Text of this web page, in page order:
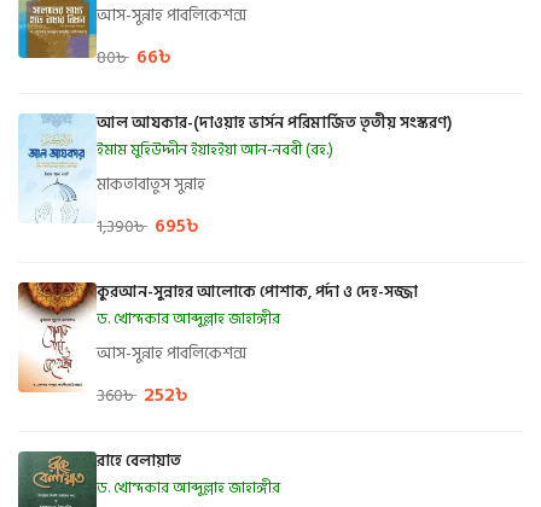
আস-সুন্নাহ পাবলিকেশন্স
80৳ 66৳
আল আযকার-(দাওয়াহ ভার্সন পরিমার্জিত তৃতীয় সংস্করণ)
ইমাম মুহিউদ্দীন ইয়াহইয়া আন-নববী (রহ.)
মাকতাবাতুস সুন্নাহ
1,390৳ 695৳
কুরআন-সুন্নাহর আলোকে পোশাক, পর্দা ও দেহ-সজ্জা
ড. খোন্দকার আব্দুল্লাহ জাহাঙ্গীর
আস-সুন্নাহ পাবলিকেশন্স
360৳ 252৳
রাহে বেলায়াত
ড. খোন্দকার আব্দুল্লাহ জাহাঙ্গীর